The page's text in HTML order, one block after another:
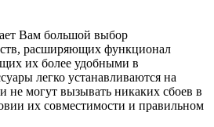
Вам большой выбор
расширяющих функционал
их более удобными в
легко устанавливаются на
не могут вызывать никаких сбоев в
их совместимости и правильном